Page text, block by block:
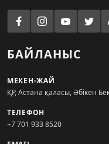
БАЙЛАНЫС
МЕКЕН-ЖАЙ
ҚР, Астана қаласы, Әбікен
ТЕЛЕФОН
+7 701 933 8520